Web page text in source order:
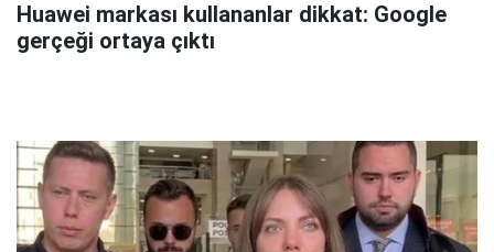
Huawei markası kullananlar dikkat: Google
gerçeği ortaya çıktı